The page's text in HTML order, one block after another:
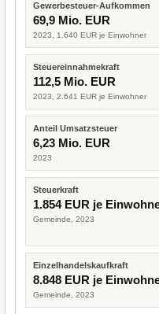
Gewerbesteuer-Aufkommen
69,9 Mio. EUR
2023, 1.640 EUR je Einwohner
Steuereinnahmekraft
112,5 Mio. EUR
2023, 2.641 EUR je Einwohner
Anteil Umsatzsteuer
6,23 Mio. EUR
2023
Steuerkraft
1.854 EUR je
Gemeinde, 2023
Einzelhandelskaufkraft
8.848 EUR je
Gemeinde, 2023